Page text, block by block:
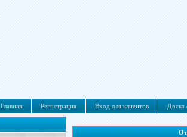
Главная Регистрация Вход для клиентов Доска